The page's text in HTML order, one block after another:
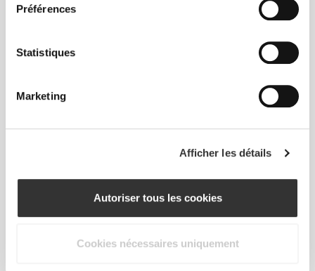
Préférences
Statistiques
Marketing
Afficher les détails
Autoriser tous les cookies
Cookies nécessaires uniquement
NOTRE ÉTIQUETTE EST
TON CONFORT.